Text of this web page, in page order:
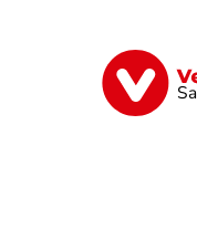
Digitales